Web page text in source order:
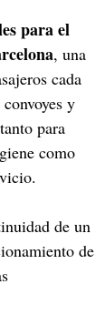
para el
, una
cada
y
para
como
de un
de